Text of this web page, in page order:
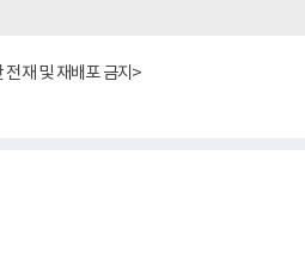
재 및 재배포 금지>